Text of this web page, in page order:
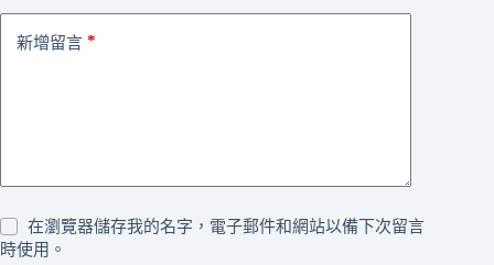
新增留言 *
在瀏覽器儲存我的名字，電子郵件和網站以備下次留言
時使用。